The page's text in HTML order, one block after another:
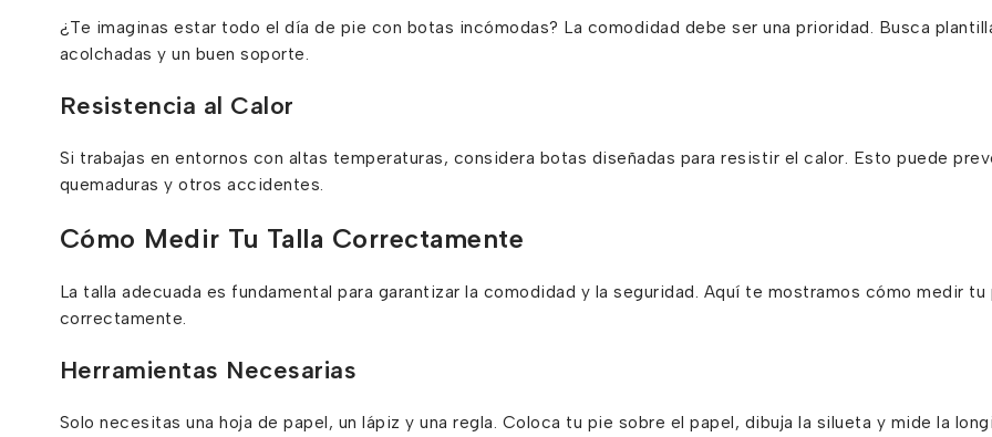
¿Te imaginas estar todo el día de pie con botas incómodas? La comodidad debe ser una prioridad. Busca
acolchadas y un buen soporte.
Resistencia al Calor
Si trabajas en entornos con altas temperaturas, considera botas diseñadas para resistir el calor. Esto puede
quemaduras y otros accidentes.
Cómo Medir Tu Talla Correctamente
La talla adecuada es fundamental para garantizar la comodidad y la seguridad. Aquí te mostramos cómo medir tu
correctamente.
Herramientas Necesarias
Solo necesitas una hoja de papel, un lápiz y una regla. Coloca tu pie sobre el papel, dibuja la silueta y mide la